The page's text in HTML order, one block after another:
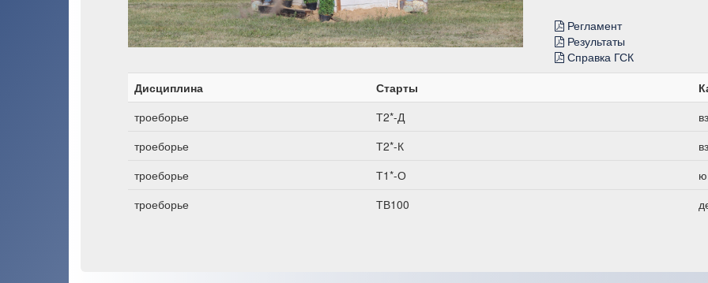
Регламент
Результаты
Справка ГСК
Дисциплина
Старты
троеборье
Т2*-Д
троеборье
Т2*-К
троеборье
Т1*-О
троеборье
ТВ100